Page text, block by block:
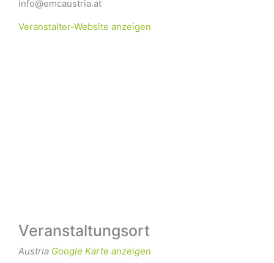
info@emcaustria.at
Veranstalter-Website anzeigen
Veranstaltungsort
Austria Google Karte anzeigen